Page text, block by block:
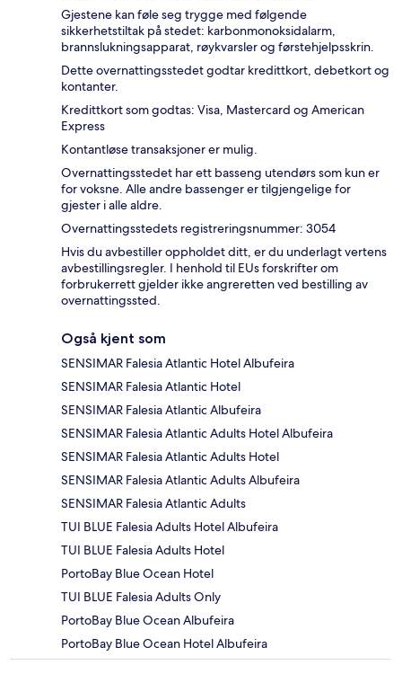
Gjestene kan føle seg trygge med følgende
sikkerhetstiltak på stedet: karbonmonoksidalarm,
brannslukningsapparat, røykvarsler og førstehjelpsskrin.
Dette overnattingsstedet godtar kredittkort, debetkort og
kontanter.
Kredittkort som godtas: Visa, Mastercard og American
Express
Kontantløse transaksjoner er mulig.
Overnattingsstedet har ett basseng utendørs som kun er
for voksne. Alle andre bassenger er tilgjengelige for
gjester i alle aldre.
Overnattingsstedets registreringsnummer: 3054
Hvis du avbestiller oppholdet ditt, er du underlagt vertens
avbestillingsregler. I henhold til EUs forskrifter om
forbrukerrett gjelder ikke angreretten ved bestilling av
overnattingssted.
Også kjent som
SENSIMAR Falesia Atlantic Hotel Albufeira
SENSIMAR Falesia Atlantic Hotel
SENSIMAR Falesia Atlantic Albufeira
SENSIMAR Falesia Atlantic Adults Hotel Albufeira
SENSIMAR Falesia Atlantic Adults Hotel
SENSIMAR Falesia Atlantic Adults Albufeira
SENSIMAR Falesia Atlantic Adults
TUI BLUE Falesia Adults Hotel Albufeira
TUI BLUE Falesia Adults Hotel
PortoBay Blue Ocean Hotel
TUI BLUE Falesia Adults Only
PortoBay Blue Ocean Albufeira
PortoBay Blue Ocean Hotel Albufeira